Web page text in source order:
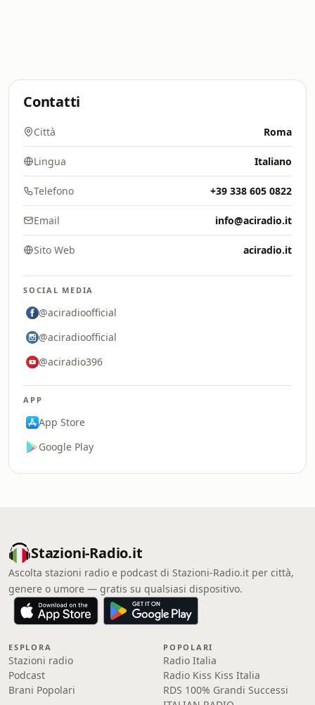
Contatti
Città Roma
Lingua Italiano
Telefono +39 338 605 0822
Email info@aciradio.it
Sito Web aciradio.it
SOCIAL MEDIA
@aciradioofficial
@aciradioofficial
@aciradio396
APP
App Store
Google Play
Stazioni-Radio.it
Ascolta stazioni radio e podcast di Stazioni-Radio.it per città,
genere o umore — gratis su qualsiasi dispositivo.
ESPLORA
Stazioni radio
Podcast
Brani Popolari
POPOLARI
Radio Italia
Radio Kiss Kiss Italia
RDS 100% Grandi Successi